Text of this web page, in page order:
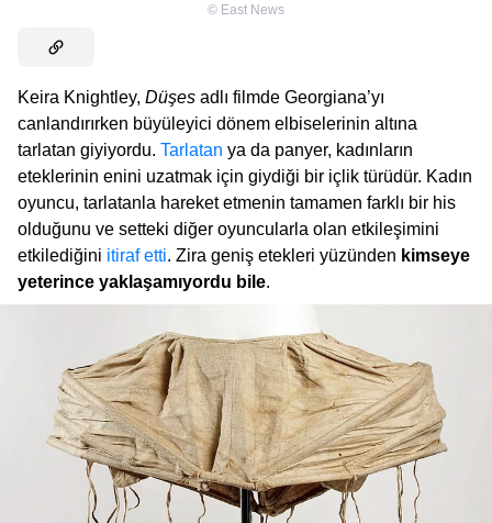
© East News
Keira Knightley, Düşes adlı filmde Georgiana’yı
canlandırırken büyüleyici dönem elbiselerinin altına
tarlatan giyiyordu. Tarlatan ya da panyer, kadınların
eteklerinin enini uzatmak için giydiği bir içlik türüdür. Kadın
oyuncu, tarlatanla hareket etmenin tamamen farklı bir his
olduğunu ve setteki diğer oyuncularla olan etkileşimini
etkilediğini itiraf etti. Zira geniş etekleri yüzünden kimseye
yeterince yaklaşamıyordu bile.